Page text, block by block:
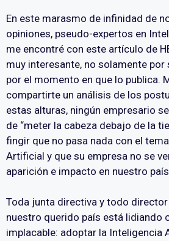
En este marasmo de infinidad de
opiniones, pseudo-expertos en
me encontré con este artículo de
muy interesante, no solamente por
por el momento en que lo publica.
compartirte un análisis de los
estas alturas, ningún empresario
de “meter la cabeza debajo de la
fingir que no pasa nada con el
Artificial y que su empresa no se
aparición e impacto en nuestro
Toda junta directiva y todo
nuestro querido país está lidiando
implacable: adoptar la Inteligencia